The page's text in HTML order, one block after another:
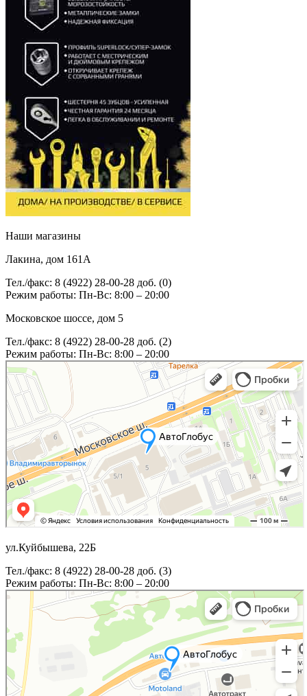
Наши магазины
Лакина, дом 161А
Тел./факс: 8 (4922) 28-00-28 доб. (0)
Режим работы: Пн-Вс: 8:00 – 20:00
Московское шоссе, дом 5
Тел./факс: 8 (4922) 28-00-28 доб. (2)
Режим работы: Пн-Вс: 8:00 – 20:00
ул.Куйбышева, 22Б
Тел./факс: 8 (4922) 28-00-28 доб. (3)
Режим работы: Пн-Вс: 8:00 – 20:00